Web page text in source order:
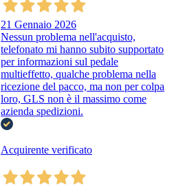
21 Gennaio 2026
Nessun problema nell'acquisto,
telefonato mi hanno subito supportato
per informazioni sul pedale
multieffetto, qualche problema nella
ricezione del pacco, ma non per colpa
loro, GLS non è il massimo come
azienda spedizioni.
Acquirente verificato